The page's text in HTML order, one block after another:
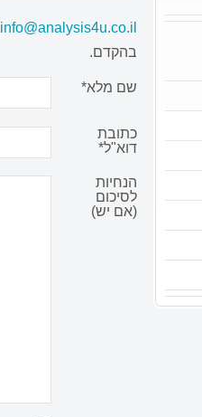
info@analysis4u.co.il
בהקדם.
שם מלא*
כתובת
דוא"ל*
הנחיות
לסיכום
(אם יש)